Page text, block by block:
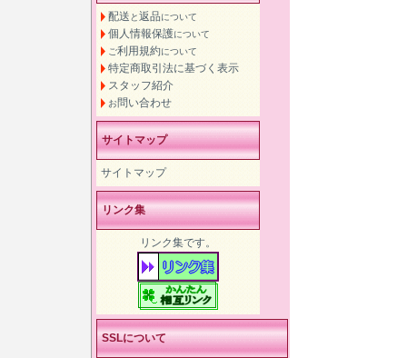
配送 と返品について
個人情報保護について
ご利用規約について
特定商取引法に基づく表示
スタッフ紹介
お問い合わせ
サイトマップ
サイトマップ
リンク集
リンク集です。
SSLについて